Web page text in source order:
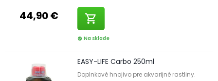
44,90 € shopping_cart
check_circle Na sklade
EASY-LIFE Carbo 250ml
Doplnkové hnojivo pre akvarijné rastliny.